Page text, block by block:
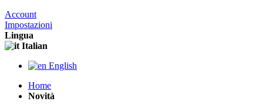
Account
Impostazioni
Lingua
Italian
English
Home
Novità